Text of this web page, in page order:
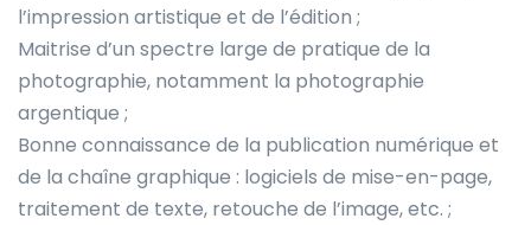
l’impression artistique et de l’édition ;
Maitrise d’un spectre large de pratique de la
photographie, notamment la photographie
argentique ;
Bonne connaissance de la publication numérique et
de la chaîne graphique : logiciels de mise-en-page,
traitement de texte, retouche de l’image, etc. ;